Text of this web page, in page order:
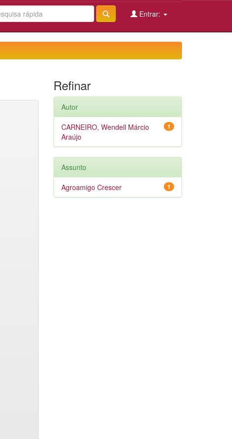
Entrar:
Refinar
Autor
1
CARNEIRO, Wendell Márcio
Araújo
Assunto
1
Agroamigo Crescer